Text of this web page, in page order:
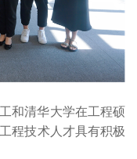
和清华大学在工程硕
程技术人才具有积极